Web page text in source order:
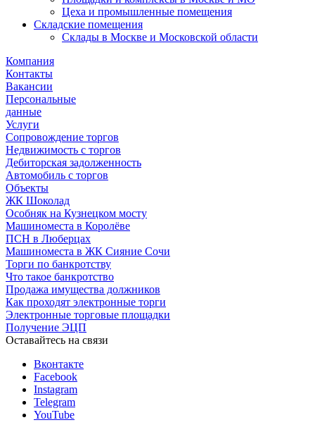
Цеха и промышленные помещения
Складские помещения
Склады в Москве и Московской области
Компания
Контакты
Вакансии
Персональные
данные
Услуги
Сопровождение торгов
Недвижимость с торгов
Дебиторская задолженность
Автомобиль с торгов
Объекты
ЖК Шоколад
Особняк на Кузнецком мосту
Машиноместа в Королёве
ПСН в Люберцах
Машиноместа в ЖК Сияние Сочи
Торги по банкротству
Что такое банкротство
Продажа имущества должников
Как проходят электронные торги
Электронные торговые площадки
Получение ЭЦП
Оставайтесь на связи
Вконтакте
Facebook
Instagram
Telegram
YouTube